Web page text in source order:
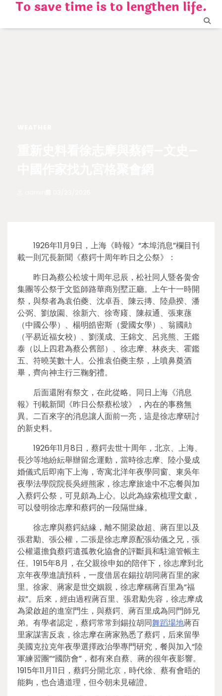
content
To save time is to lengthen life.
1926年11月9日，上海《時報》“本埠消息”欄目刊
載一則冗長新聞《蔡鍔十周年昨日之公祭》：
昨日為蔡公松坡十周年忌辰，松社同人暨各黌舍
集團等公祭于文監師路華商別墅正廳。上午十一時開
祭，與祭者為袁伯夔、沈卓吾、陳云摶、陸鼎揆、潘
公弼、劉放園、徐新六、徐寄庼、陳叔通、張東蓀
（中國公學）、楊明皓密斯（愛國女學）、翁國勛
（平易近福女校）、劉漢成、王錦文、呂兆熊、王鑑
泰（以上四君為蔡公舊部）、徐志摩、林炎夫、霍鑑
五、符曉芙數十人。公推袁伯夔主祭，上噴鼻奠酒
畢，齊向神主行三鞠躬禮。
后面還附有祭文，在此從略。同日上海《消息
報》刊載新聞《昨日公祭蔡松坡》，內在的事務無
異。二百來字的消息讓人面前一亮，這是徐志摩研討
的新史料。
1926年11月8日，蔡鍔去世十周年，北京、上海、
長沙等地紛紜舉辦留念運動，當時徐志摩、陸小曼成
婚儀式后即南下上海，寄寓北洋年夜學同窗、東吳年
夜學法學院院長吳經熊家，徐志摩旅途中不忘餐與加
入蔡鍔公祭，可見頗為上心。以此為線索梳理文獻，
可以發明徐志摩和蔡鍔的一段隔世緣。
徐志摩與蔡鍔結緣，離不開梁啟超、蔣百里以及
張君勱、張公權，二張是徐志摩原配張幼儀之兄，張
公權還擔負蔡鍔遺孤教化協會的評斷員和駐滬管帳主
任。1915年8月，在父親徐申如的陪伴下，徐志摩到北
京年夜學進讀預科，一度借居在錫拉胡同蔣百里的家
里。徐家、蔣家是世交姻親，徐志摩稱蔣百里為“福
叔”。后來，經由過程蔣百里、張君勱先容，徐志摩成
為梁啟超的進室門生，與蔡鍔、蔣百里成為同門師兄
弟。有學者認定，蔡鍔常常到錫拉胡同舞蹈場地蔣百
里家謀害反袁，徐志摩在蔣家熟悉了蔡鍔，后來留學
美國克拉克年夜學選擇政治學專門研究，餐與加入“陸
軍練習團”“國防會”，都有來自蔡、蔣的很年夜影響。
1915年11月11日，蔡鍔分開北京，時代徐、蔡有會晤的
能夠，也合適道理，但今朝未見確證。